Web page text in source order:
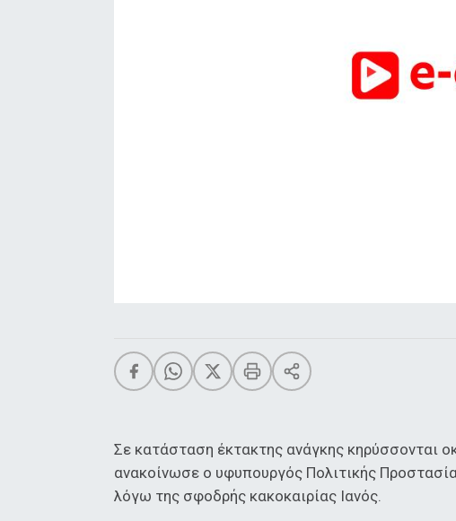
Σε κατάσταση έκτακτης ανάγκης κηρύσσονται
ανακοίνωσε ο υφυπουργός Πολιτικής
λόγω της σφοδρής κακοκαιρίας Ιανός.